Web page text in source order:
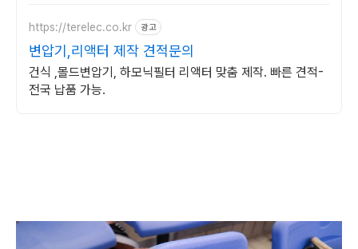
https://terelec.co.kr 광고
변압기,리액터 제작 견적문의
건식 ,몰드변압기, 하모닉필터 리액터 맞춤 제작. 빠른 견적-
전국 납품 가능.